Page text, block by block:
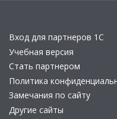
Вход для партнеров 1С
Учебная версия
Стать партнером
Политика
Замечания по сайту
Другие сайты